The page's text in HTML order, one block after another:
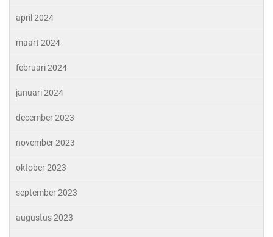
april 2024
maart 2024
februari 2024
januari 2024
december 2023
november 2023
oktober 2023
september 2023
augustus 2023